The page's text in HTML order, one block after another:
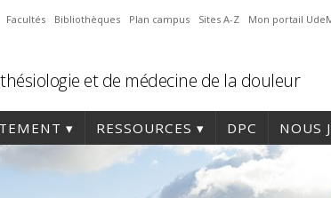
Facultés Bibliothèques Plan campus Sites A-Z Mon portail
et de médecine de la douleur
RESSOURCES DPC NOUS